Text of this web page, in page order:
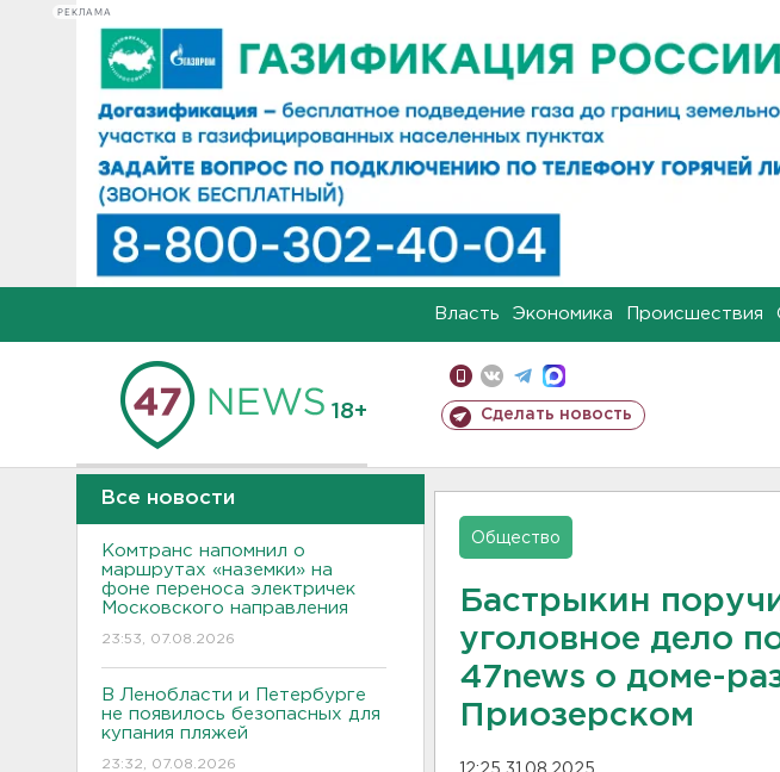
РЕКЛАМА
Власть Экономика Происшествия
18+ Сделать новость
Все новости
Комтранс напомнил о
маршрутах «наземки» на
фоне переноса электричек
Московского направления
23:53, 07.08.2026
В Ленобласти и Петербурге
не появилось безопасных для
купания пляжей
23:32, 07.08.2026
Общество
Бастрыкин
уголовное дело
47news о доме-
Приозерском
12:25 31.08.2025